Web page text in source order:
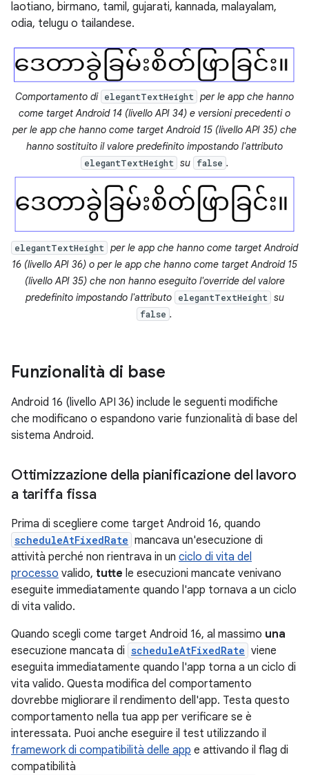
laotiano, birmano, tamil, gujarati, kannada, malayalam,
odia, telugu o tailandese.
Comportamento di elegantTextHeight
per le app che hanno
come target Android 14 (livello API 34) e versioni precedenti o
per le app che hanno come target Android 15 (livello API 35) che
hanno sostituito il valore predefinito impostando l'attributo
elegantTextHeight su false .
elegantTextHeight
per le app che hanno come target Android
16 (livello API 36) o per le app che hanno come target Android 15
(livello API 35) che non hanno eseguito l'override del valore
predefinito impostando l'attributo
elegantTextHeight su
false .
Funzionalità di base
Android 16 (livello API 36) include le seguenti modifiche
che modificano o espandono varie funzionalità di base del
sistema Android.
Ottimizzazione della pianificazione del lavoro
a tariffa fissa
Prima di scegliere come target Android 16, quando
scheduleAtFixedRate mancava un'esecuzione di
attività perché non rientrava in un ciclo di vita del
processo valido, tutte le esecuzioni mancate venivano
eseguite immediatamente quando l'app tornava a un ciclo
di vita valido.
Quando scegli come target Android 16, al massimo una
esecuzione mancata di scheduleAtFixedRate viene
eseguita immediatamente quando l'app torna a un ciclo di
vita valido. Questa modifica del comportamento
dovrebbe migliorare il rendimento dell'app. Testa questo
comportamento nella tua app per verificare se è
interessata. Puoi anche eseguire il test utilizzando il
framework di compatibilità delle app e attivando il flag di
compatibilità